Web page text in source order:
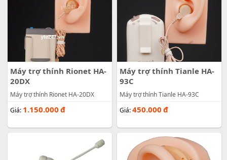
Máy trợ thính Rionet HA-
20DX
Máy trợ thính Rionet HA-20DX
Giá: 1.150.000 đ
Máy trợ thính Tianle HA-
93C
Máy trợ thính Tianle HA-93C
Giá:450.000 đ